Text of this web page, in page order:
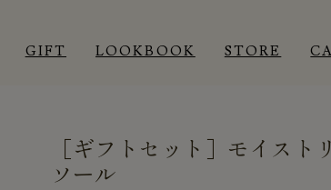
GIFT LOOKBOOK STORE
ROOM WEAR INNER
ROOM WEAR［ギフトセット］モイスト
ソール